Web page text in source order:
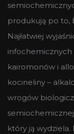
produkują po to,
Najłatwiej
infochemicznych
kairomonów i
kocineliny –
wrogów
który ją